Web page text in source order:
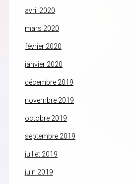
avril 2020
mars 2020
février 2020
janvier 2020
décembre 2019
novembre 2019
octobre 2019
septembre 2019
juillet 2019
juin 2019